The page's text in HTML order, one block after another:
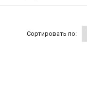
Сортировать по: